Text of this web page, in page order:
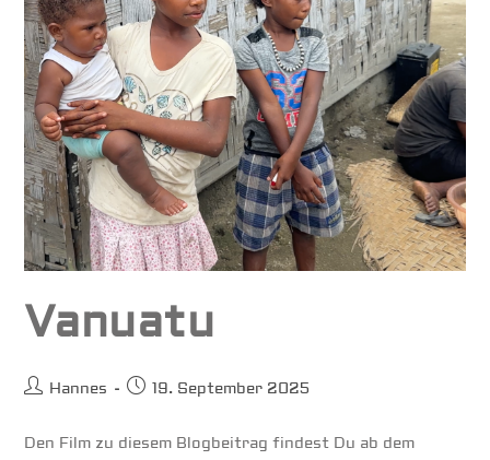
Vanuatu
Beitrags-
Hannes
Beitrag
19. September 2025
Den Film zu diesem Blogbeitrag findest Du ab dem